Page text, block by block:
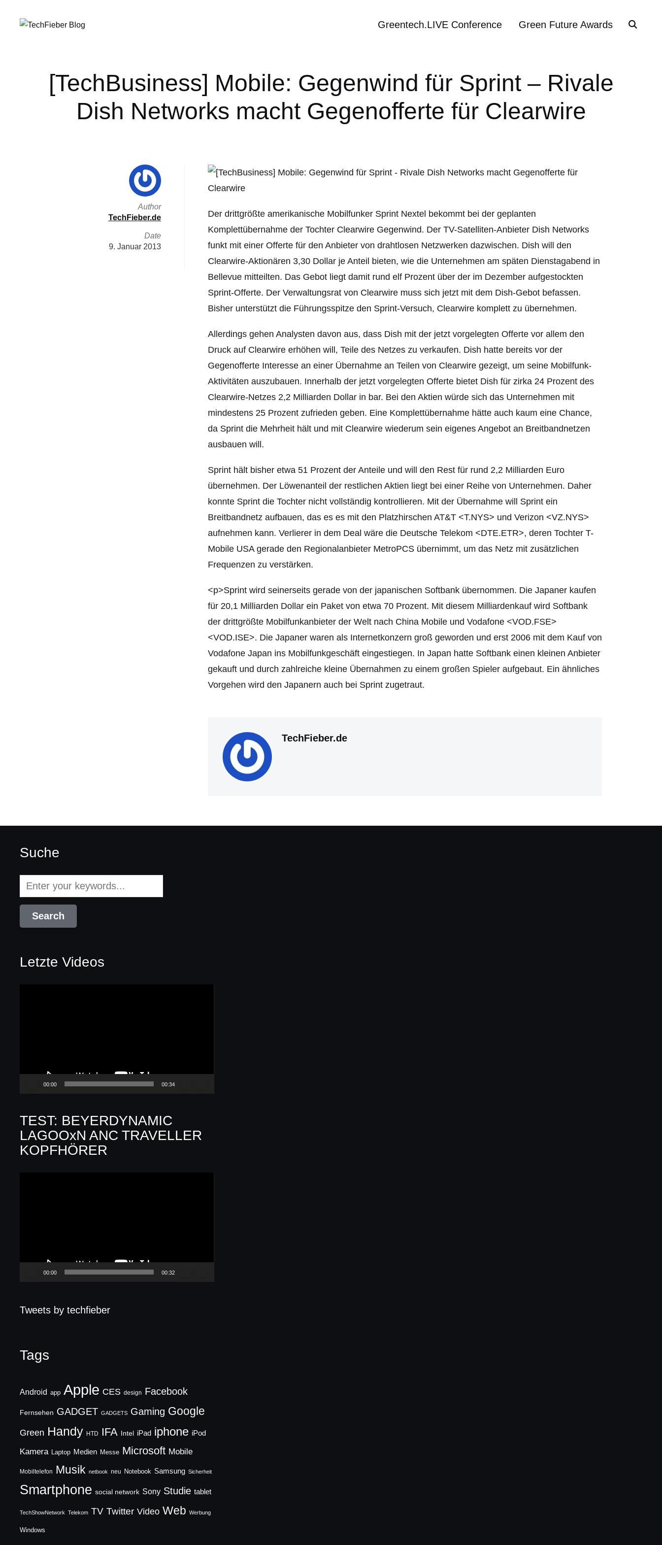
Greentech.LIVE Conference Green Future Awards
[TechBusiness] Mobile: Gegenwind für Sprint – Rivale
Dish Networks macht Gegenofferte für Clearwire
Der drittgrößte amerikanische Mobilfunker Sprint Nextel bekommt bei der geplanten
Komplettübernahme der Tochter Clearwire Gegenwind. Der TV-Satelliten-Anbieter Dish Networks
funkt mit einer Offerte für den Anbieter von drahtlosen Netzwerken dazwischen. Dish will den
Clearwire-Aktionären 3,30 Dollar je Anteil bieten, wie die Unternehmen am späten Dienstagabend in
Bellevue mitteilten. Das Gebot liegt damit rund elf Prozent über der im Dezember aufgestockten
Sprint-Offerte. Der Verwaltungsrat von Clearwire muss sich jetzt mit dem Dish-Gebot befassen.
Bisher unterstützt die Führungsspitze den Sprint-Versuch, Clearwire komplett zu übernehmen.
Allerdings gehen Analysten davon aus, dass Dish mit der jetzt vorgelegten Offerte vor allem den
Druck auf Clearwire erhöhen will, Teile des Netzes zu verkaufen. Dish hatte bereits vor der
Gegenofferte Interesse an einer Übernahme an Teilen von Clearwire gezeigt, um seine Mobilfunk-
Aktivitäten auszubauen. Innerhalb der jetzt vorgelegten Offerte bietet Dish für zirka 24 Prozent des
Clearwire-Netzes 2,2 Milliarden Dollar in bar. Bei den Aktien würde sich das Unternehmen mit
mindestens 25 Prozent zufrieden geben. Eine Komplettübernahme hätte auch kaum eine Chance,
da Sprint die Mehrheit hält und mit Clearwire wiederum sein eigenes Angebot an Breitbandnetzen
ausbauen will.
Sprint hält bisher etwa 51 Prozent der Anteile und will den Rest für rund 2,2 Milliarden Euro
übernehmen. Der Löwenanteil der restlichen Aktien liegt bei einer Reihe von Unternehmen. Daher
konnte Sprint die Tochter nicht vollständig kontrollieren. Mit der Übernahme will Sprint ein
Breitbandnetz aufbauen, das es es mit den Platzhirschen AT&T <T.NYS> und Verizon <VZ.NYS>
aufnehmen kann. Verlierer in dem Deal wäre die Deutsche Telekom <DTE.ETR>, deren Tochter T-
Mobile USA gerade den Regionalanbieter MetroPCS übernimmt, um das Netz mit zusätzlichen
Frequenzen zu verstärken.
<p>Sprint wird seinerseits gerade von der japanischen Softbank übernommen. Die Japaner kaufen
für 20,1 Milliarden Dollar ein Paket von etwa 70 Prozent. Mit diesem Milliardenkauf wird Softbank
der drittgrößte Mobilfunkanbieter der Welt nach China Mobile und Vodafone <VOD.FSE>
<VOD.ISE>. Die Japaner waren als Internetkonzern groß geworden und erst 2006 mit dem Kauf von
Vodafone Japan ins Mobilfunkgeschäft eingestiegen. In Japan hatte Softbank einen kleinen Anbieter
gekauft und durch zahlreiche kleine Übernahmen zu einem großen Spieler aufgebaut. Ein ähnliches
Vorgehen wird den Japanern auch bei Sprint zugetraut.
TechFieber.de
Author
TechFieber.de
Date
9. Januar 2013
Suche
Letzte Videos
00:00 00:34
TEST: BEYERDYNAMIC
LAGOOxN ANC TRAVELLER
KOPFHÖRER
00:00 00:32
Tweets by techfieber
Tags
Android app Apple CES design Facebook
Fernsehen GADGET GADGETS Gaming Google
Green Handy HTD IFA Intel iPad iphone iPod
Kamera Laptop Medien Messe Microsoft Mobile
Mobiltelefon Musik netbook neu Notebook Samsung Sicherheit
Smartphone social network Sony Studie tablet
TechShowNetwork Telekom TV Twitter Video Web Werbung
Windows